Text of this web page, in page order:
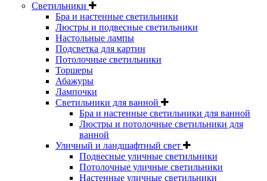
Светильники
Бра и настенные светильники
Люстры и подвесные светильники
Настольные лампы
Подсветка для картин
Потолочные светильники
Торшеры
Абажуры
Лампочки
Светильники для ванной
Бра и настенные светильники для ванной
Люстры и потолочные светильники для
ванной
Уличный и ландшафтный свет
Подвесные уличные светильники
Потолочные уличные светильники
Настенные уличные светильники